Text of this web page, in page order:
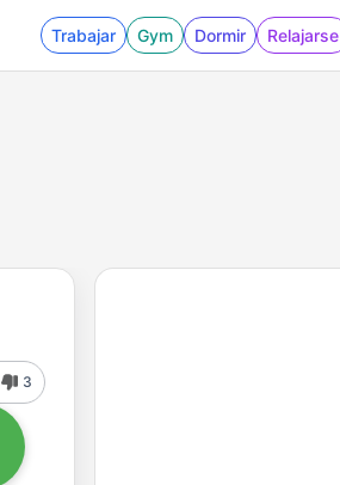
Trabajar Gym Dormir Relajarse
3